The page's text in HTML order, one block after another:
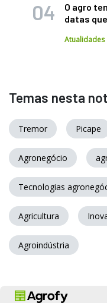
O agro
datas
Atualidades
Temas nesta
Tremor Picape
Agronegócio
Tecnologias
Agricultura
Agroindústria